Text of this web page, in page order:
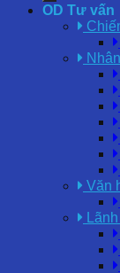
OD Tư vấn
Văn